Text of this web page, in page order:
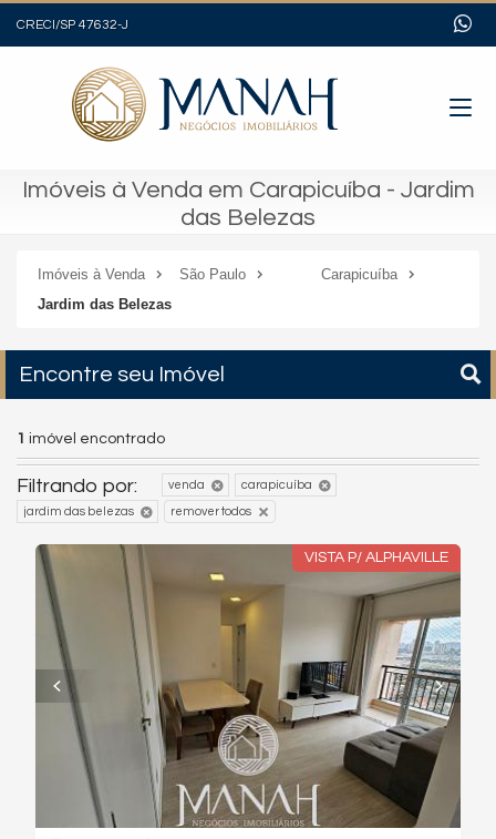
CRECI/SP 47632-J
Imóveis à Venda em Carapicuíba - Jardim
das Belezas
Imóveis à Venda São Paulo
Carapicuíba
Jardim das Belezas
Encontre seu Imóvel
1 imóvel encontrado
Filtrando por: venda carapicuíba
jardim das belezas remover todos
VISTA P/ ALPHAVILLE